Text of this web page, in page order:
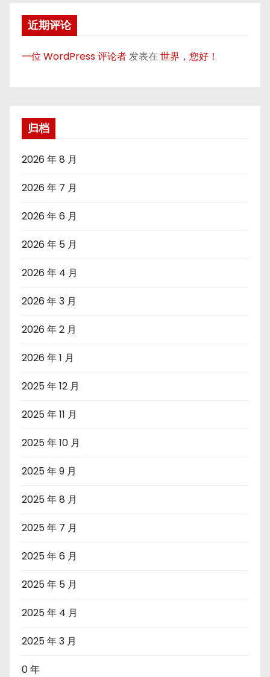
近期评论
一位 WordPress 评论者发表在世界，您好！
归档
2026 年 8 月
2026 年 7 月
2026 年 6 月
2026 年 5 月
2026 年 4 月
2026 年 3 月
2026 年 2 月
2026 年 1 月
2025 年 12 月
2025 年 11 月
2025 年 10 月
2025 年 9 月
2025 年 8 月
2025 年 7 月
2025 年 6 月
2025 年 5 月
2025 年 4 月
2025 年 3 月
0 年